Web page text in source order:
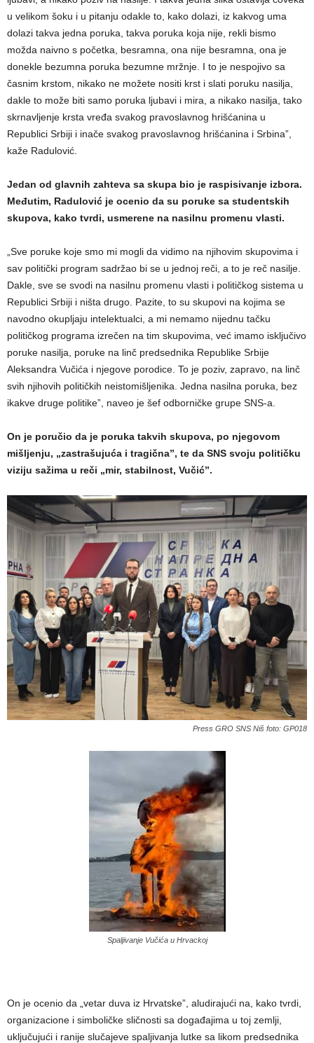
u velikom šoku i u pitanju odakle to, kako dolazi, iz kakvog uma
dolazi takva jedna poruka, takva poruka koja nije, rekli bismo
možda naivno s početka, besramna, ona nije besramna, ona je
donekle bezumna poruka bezumne mržnje. I to je nespojivo sa
časnim krstom, nikako ne možete nositi krst i slati poruku nasilja,
dakle to može biti samo poruka ljubavi i mira, a nikako nasilja, tako
skrnavljenje krsta vređa svakog pravoslavnog hrišćanina u
Republici Srbiji i inače svakog pravoslavnog hrišćanina i Srbina”,
kaže Radulović.
Jedan od glavnih zahteva sa skupa bio je raspisivanje izbora.
Međutim, Radulović je ocenio da su poruke sa studentskih
skupova, kako tvrdi, usmerene na nasilnu promenu vlasti.
„Sve poruke koje smo mi mogli da vidimo na njihovim skupovima i
sav politički program sadržao bi se u jednoj reči, a to je reč nasilje.
Dakle, sve se svodi na nasilnu promenu vlasti i političkog sistema u
Republici Srbiji i ništa drugo. Pazite, to su skupovi na kojima se
navodno okupljaju intelektualci, a mi nemamo nijednu tačku
političkog programa izrečen na tim skupovima, već imamo isključivo
poruke nasilja, poruke na linč predsednika Republike Srbije
Aleksandra Vučića i njegove porodice. To je poziv, zapravo, na linč
svih njihovih političkih neistomišljenika. Jedna nasilna poruka, bez
ikakve druge politike”, naveo je šef odborničke grupe SNS-a.
On je poručio da je poruka takvih skupova, po njegovom
mišljenju, „zastrašujuća i tragična”, te da SNS svoju političku
viziju sažima u reči „mir, stabilnost, Vučić”.
Press GRO SNS Niš foto: GP018
Spaljivanje Vučića u Hrvackoj
On je ocenio da „vetar duva iz Hrvatske”, aludirajući na, kako tvrdi,
organizacione i simboličke sličnosti sa događajima u toj zemlji,
uključujući i ranije slučajeve spaljivanja lutke sa likom predsednika